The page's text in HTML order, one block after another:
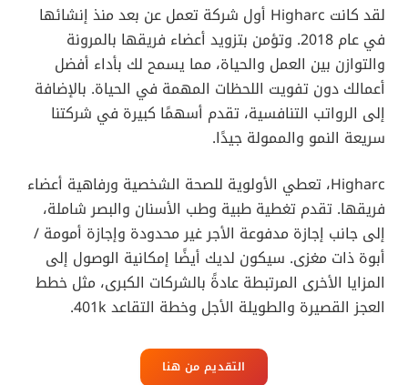
لقد كانت Higharc أول شركة تعمل عن بعد منذ إنشائها
في عام 2018. وتؤمن بتزويد أعضاء فريقها بالمرونة
والتوازن بين العمل والحياة، مما يسمح لك بأداء أفضل
أعمالك دون تفويت اللحظات المهمة في الحياة. بالإضافة
إلى الرواتب التنافسية، تقدم أسهمًا كبيرة في شركتنا
سريعة النمو والممولة جيدًا.
Higharc، تعطي الأولوية للصحة الشخصية ورفاهية أعضاء
فريقها. تقدم تغطية طبية وطب الأسنان والبصر شاملة،
إلى جانب إجازة مدفوعة الأجر غير محدودة وإجازة أمومة /
أبوة ذات مغزى. سيكون لديك أيضًا إمكانية الوصول إلى
المزايا الأخرى المرتبطة عادةً بالشركات الكبرى، مثل خطط
العجز القصيرة والطويلة الأجل وخطة التقاعد 401k.
التقديم من هنا